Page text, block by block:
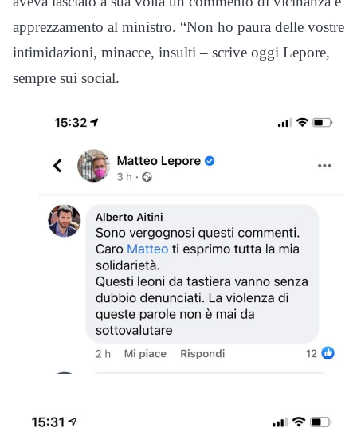
apprezzamento al ministro. “Non ho paura delle vostre
intimidazioni, minacce, insulti – scrive oggi Lepore,
sempre sui social.